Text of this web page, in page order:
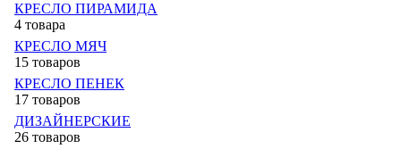
КРЕСЛО ПИРАМИДА
4 товара
КРЕСЛО МЯЧ
15 товаров
КРЕСЛО ПЕНЕК
17 товаров
ДИЗАЙНЕРСКИЕ
26 товаров